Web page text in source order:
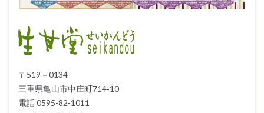
〒519－0134
三重県亀山市中庄町714‐10
電話 0595-82-1011